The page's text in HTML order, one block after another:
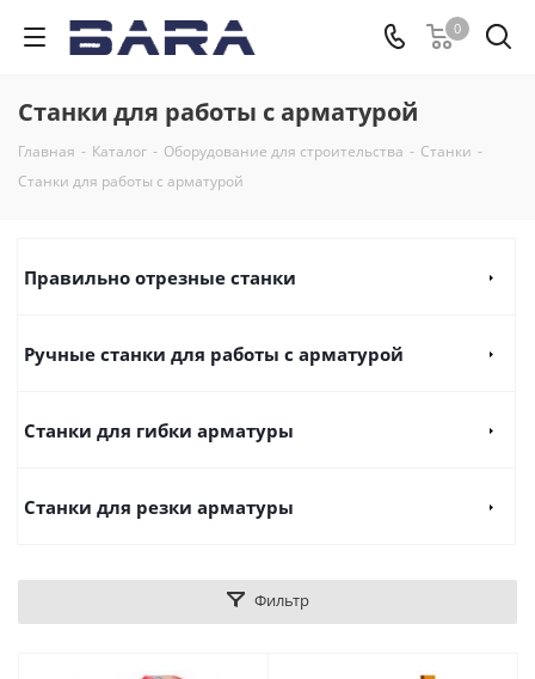
0
Станки для работы с арматурой
Главная - Каталог - Оборудование для строительства - Станки -
Станки для работы с арматурой
Правильно отрезные станки
Ручные станки для работы с арматурой
Станки для гибки арматуры
Станки для резки арматуры
Фильтр